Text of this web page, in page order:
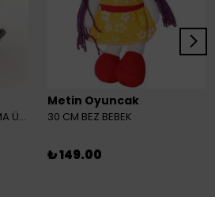
3 KATLI ÇEKMECELİ SAKLAMA ÜNİTESİ
Metin Oyuncak
30 CM BEZ BEBEK
₺ 149.00